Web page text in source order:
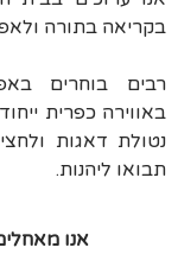
בקריאה בתורה
רבים בוחרים
באווירה כפרית
נטולת דאגות
תבואו ליהנות.
אנו